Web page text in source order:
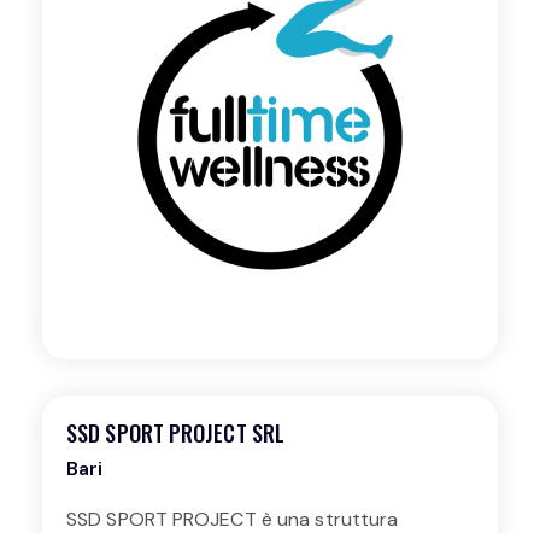
SSD SPORT PROJECT SRL
Bari
SSD SPORT PROJECT è una struttura